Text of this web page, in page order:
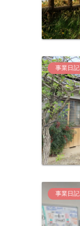
事業日記
事業日記